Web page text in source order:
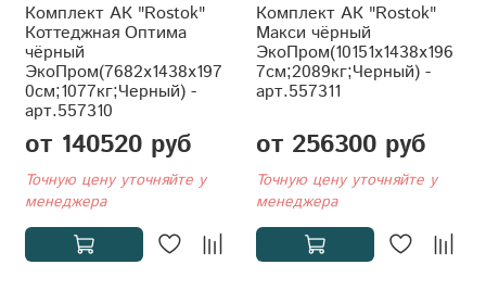
Комплект АК "Rostok"
Коттеджная Оптима
чёрный
ЭкоПром(7682x1438x197
0см;1077кг;Черный) -
арт.557310
от 140520 руб
Точную цену уточняйте у
менеджера
Комплект АК "Rostok"
Макси чёрный
ЭкоПром(10151x1438x196
7см;2089кг;Черный) -
арт.557311
от 256300 руб
Точную цену уточняйте у
менеджера